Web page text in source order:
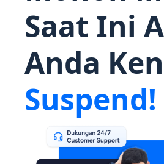
Saat Ini
Anda
Suspend!